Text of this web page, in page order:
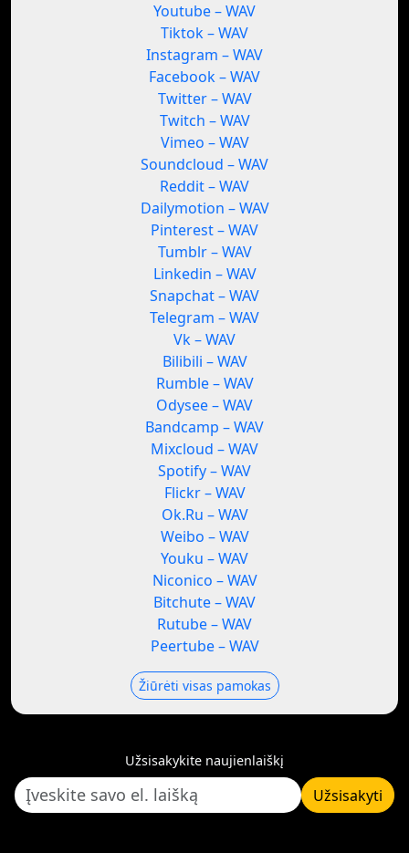
Youtube – WAV
Tiktok – WAV
Instagram – WAV
Facebook – WAV
Twitter – WAV
Twitch – WAV
Vimeo – WAV
Soundcloud – WAV
Reddit – WAV
Dailymotion – WAV
Pinterest – WAV
Tumblr – WAV
Linkedin – WAV
Snapchat – WAV
Telegram – WAV
Vk – WAV
Bilibili – WAV
Rumble – WAV
Odysee – WAV
Bandcamp – WAV
Mixcloud – WAV
Spotify – WAV
Flickr – WAV
Ok.Ru – WAV
Weibo – WAV
Youku – WAV
Niconico – WAV
Bitchute – WAV
Rutube – WAV
Peertube – WAV
Žiūrėti visas pamokas
Užsisakykite naujienlaiškį
Užsisakyti